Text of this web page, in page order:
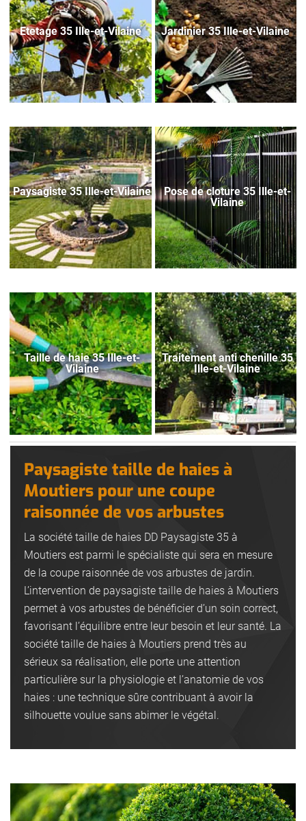
Etetage 35 Ille-et-Vilaine Jardinier 35 Ille-et-Vilaine
Paysagiste 35 Ille-et-Vilaine
Pose de cloture 35 Ille-et-
Vilaine
Taille de haie 35 Ille-et-
Vilaine
Traitement anti chenille 35
Ille-et-Vilaine
Paysagiste taille de haies à
Moutiers pour une coupe
raisonnée de vos arbustes
La société taille de haies DD Paysagiste 35 à
Moutiers est parmi le spécialiste qui sera en mesure
de la coupe raisonnée de vos arbustes de jardin.
L’intervention de paysagiste taille de haies à Moutiers
permet à vos arbustes de bénéficier d’un soin correct,
favorisant l’équilibre entre leur besoin et leur santé. La
société taille de haies à Moutiers prend très au
sérieux sa réalisation, elle porte une attention
particulière sur la physiologie et l’anatomie de vos
haies : une technique sûre contribuant à avoir la
silhouette voulue sans abimer le végétal.